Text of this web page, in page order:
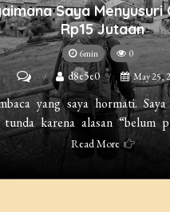
Saya
Rp15 Jutaan
6min
0
on
Kantong
Tipis,
d8e5e0 May 25,
yang saya hormati.
karena alasan “belum
Read More